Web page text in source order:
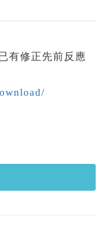
有修正先前反應